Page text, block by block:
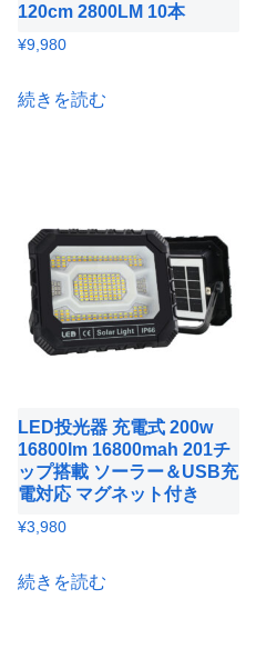
120cm 2800LM 10本
¥9,980
続きを読む
LED投光器 充電式 200w
16800lm 16800mah 201チ
ップ搭載 ソーラー＆USB充
電対応 マグネット付き
¥3,980
続きを読む